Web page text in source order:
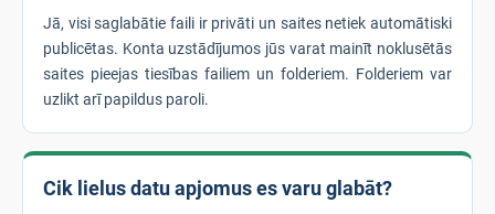
Jā, visi saglabātie faili ir privāti un saites netiek automātiski
publicētas. Konta uzstādījumos jūs varat mainīt noklusētās
saites pieejas tiesības failiem un folderiem. Folderiem var
uzlikt arī papildus paroli.
Cik lielus datu apjomus es varu glabāt?